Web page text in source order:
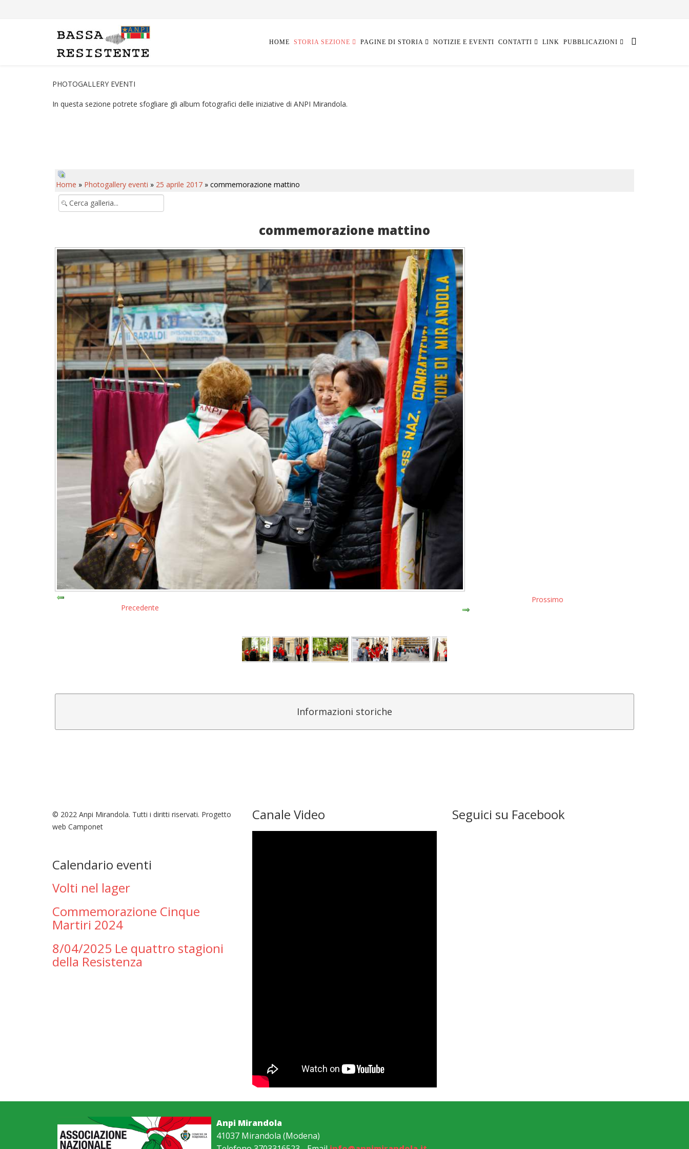
HOME STORIA SEZIONE PAGINE DI STORIA NOTIZIE E EVENTI CONTATTI LINK PUBBLICAZIONI
PHOTOGALLERY EVENTI
In questa sezione potrete sfogliare gli album fotografici delle iniziative di ANPI Mirandola.
Home » Photogallery eventi » 25 aprile 2017 » commemorazione mattino
commemorazione mattino
Precedente
Prossimo
Informazioni storiche
© 2022 Anpi Mirandola. Tutti i diritti riservati. Progetto
web Camponet
Calendario eventi
Volti nel lager
Commemorazione Cinque
Martiri 2024
8/04/2025 Le quattro stagioni
della Resistenza
Canale Video Seguici su Facebook
Anpi Mirandola
41037 Mirandola (Modena)